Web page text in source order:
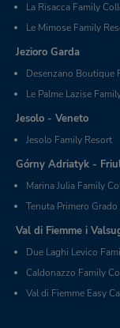
La Risacca Family
Le Mimose Family
Jezioro Garda
Desenzano Boutique
Le Palme Lazise
Jesolo - Veneto
Jesolo Family Resort
Górny Adriatyk -
Marina Julia Family
Tenuta Primero
Val di Fiemme i
Due Laghi Levico
Caldonazzo Family
Val di Fiemme Easy